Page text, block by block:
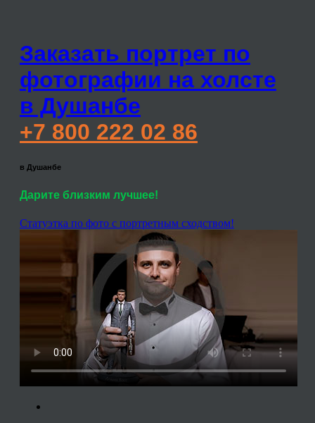
Заказать портрет по
фотографии на холсте
в Душанбе
+7 800 222 02 86
в Душанбе
Дарите близким лучшее!
Статуэтка по фото с портретным сходством!